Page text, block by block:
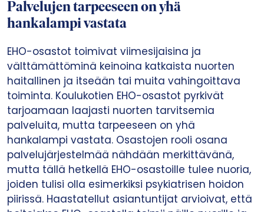
Palvelujen tarpeeseen on yhä
hankalampi vastata
EHO-osastot toimivat viimesijaisina ja
välttämättöminä keinoina katkaista nuorten
haitallinen ja itseään tai muita vahingoittava
toiminta. Koulukotien EHO-osastot pyrkivät
tarjoamaan laajasti nuorten tarvitsemia
palveluita, mutta tarpeeseen on yhä
hankalampi vastata. Osastojen rooli osana
palvelujärjestelmää nähdään merkittävänä,
mutta tällä hetkellä EHO-osastoille tulee nuoria,
joiden tulisi olla esimerkiksi psykiatrisen hoidon
piirissä. Haastatellut asiantuntijat arvioivat, että